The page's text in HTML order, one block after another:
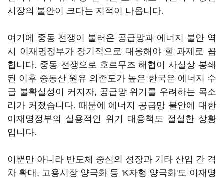
시장의 불안이 크다는 지적이 나옵니다.
여기에 중동 전쟁이 불러온 공급망과 에너지 불안 역
시 이재명정부가 장기적으로 대응해야 할 과제로 꼽
힙니다. 중동 전쟁으로 호르무즈 해협이 사실상 봉쇄
된 이후 중동산 원유 의존도가 높은 한국은 에너지 수
급 불확실성이 커지자, 공급망 위기를 우려하는 목소
리가 커졌습니다. 때문에 에너지 공급망 불안에 대한
이재명정부의 실용적인 위기 대응책도 절실한 상황
입니다.
이뿐만 아니라 반도체 중심의 성장과 기타 산업 간 격
차 확대, 고용시장 양극화 등 'K자형 양극화'도 이재명